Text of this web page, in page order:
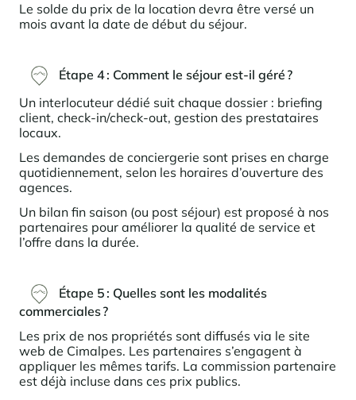
Le solde du prix de la location devra être versé un
mois avant la date de début du séjour.
Étape 4 : Comment le séjour est-il géré ?
Un interlocuteur dédié suit chaque dossier : briefing
client, check-in/check-out, gestion des prestataires
locaux.
Les demandes de conciergerie sont prises en charge
quotidiennement, selon les horaires d’ouverture des
agences.
Un bilan fin saison (ou post séjour) est proposé à nos
partenaires pour améliorer la qualité de service et
l’offre dans la durée.
Étape 5 : Quelles sont les modalités
commerciales ?
Les prix de nos propriétés sont diffusés via le site
web de Cimalpes. Les partenaires s’engagent à
appliquer les mêmes tarifs. La commission partenaire
est déjà incluse dans ces prix publics.